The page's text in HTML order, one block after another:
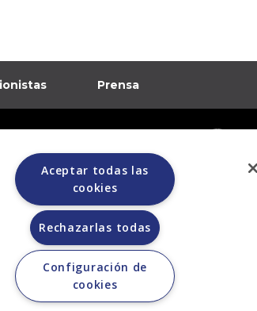
Prensa
durante el proceso de selección.
Sólo lo hace a través de la casa subastas MORTON.
Aceptar todas las
cookies
Rechazarlas todas
Configuración de
cookies